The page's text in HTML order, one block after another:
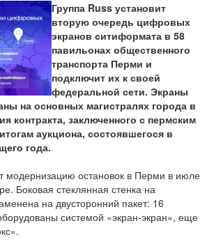
Группа Russ установит
вторую очередь цифровых
экранов ситиформата в 58
павильонах общественного
транспорта Перми и
подключит их к своей
федеральной сети. Экраны
на основных магистралях города в
контракта, заключенного с пермским
аукциона, состоявшегося в
года.
модернизацию остановок в Перми в июле
Боковая стеклянная стенка на
на двусторонний пакет: 16
системой «экран-экран», еще